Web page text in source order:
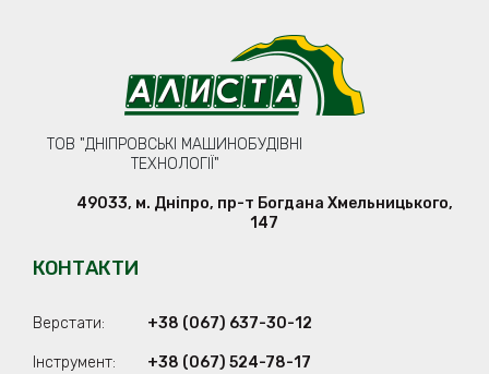
ТОВ "ДНІПРОВСЬКІ МАШИНОБУДІВНІ
ТЕХНОЛОГІЇ"
49033, м. Дніпро, пр-т Богдана Хмельницького,
147
КОНТАКТИ
Верстати: +38 (067) 637-30-12
Iнструмент: +38 (067) 524-78-17